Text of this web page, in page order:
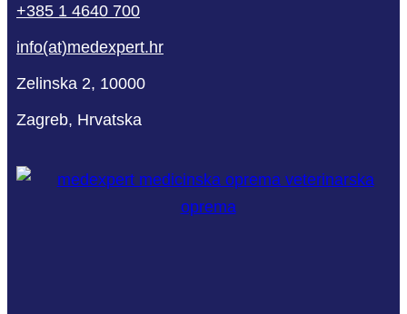
+385 1 4640 700
info(at)medexpert.hr
Zelinska 2, 10000
Zagreb, Hrvatska